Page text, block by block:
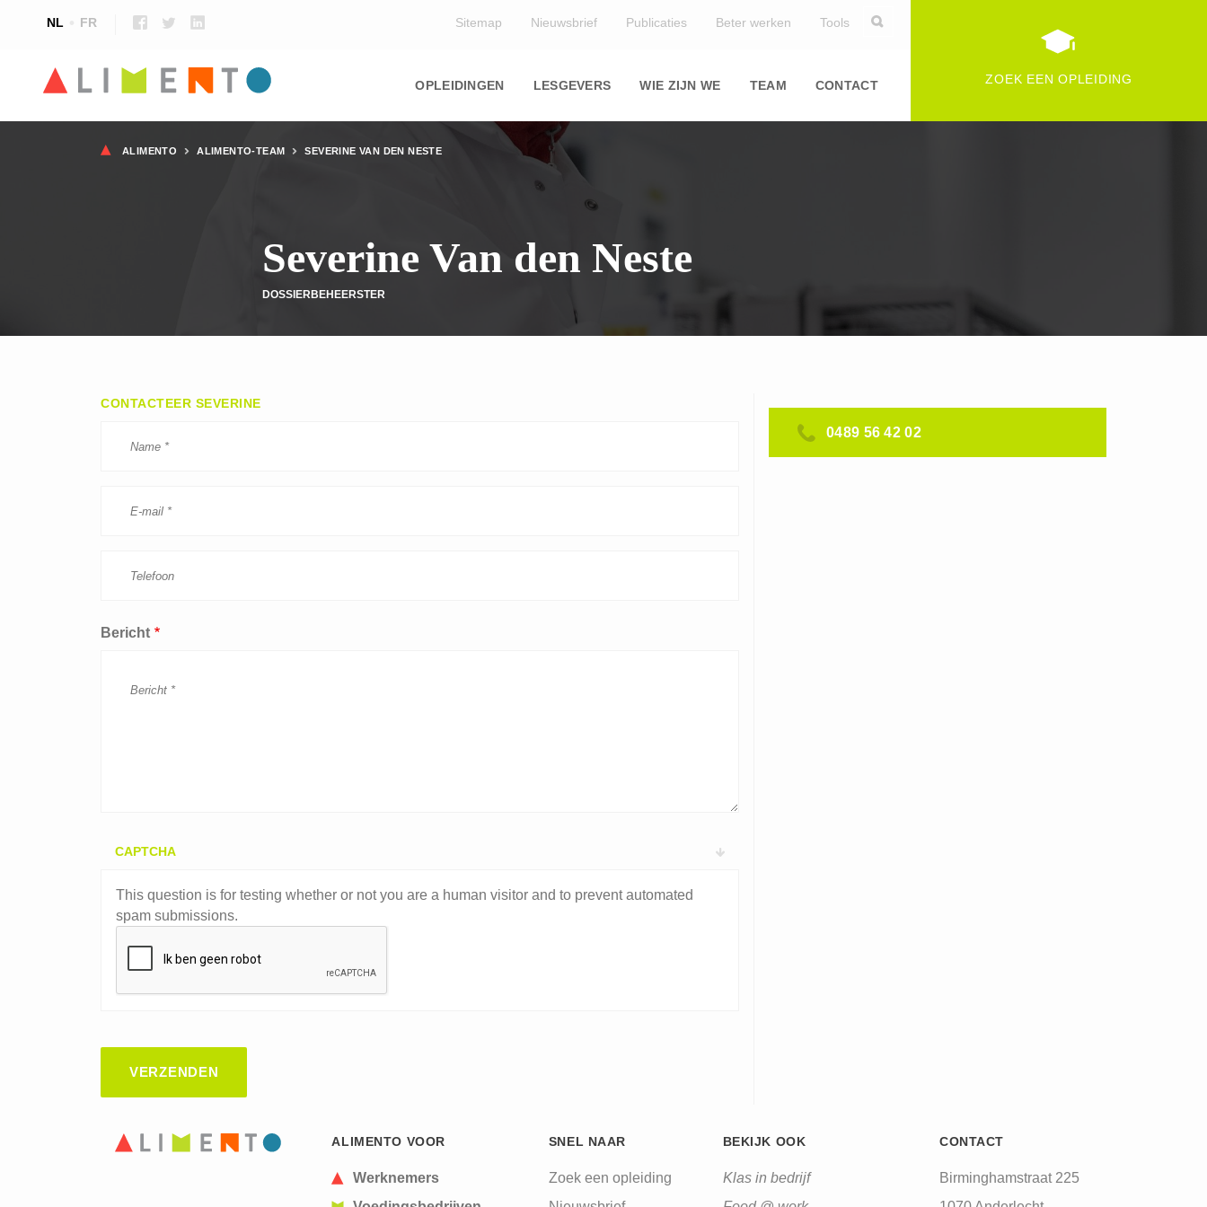
NL FR Sitemap Nieuwsbrief Publicaties Beter werken Tools
navigation
OPLEIDINGEN LESGEVERS WIE ZIJN WE TEAM CONTACT ZOEK EEN OPLEIDING
Kruimelpad
ALIMENTO ALIMENTO-TEAM SEVERINE VAN DEN NESTE
Severine Van den Neste
DOSSIERBEHEERSTER
CONTACTEER SEVERINE
Bericht
CAPTCHA
This question is for testing whether or not you are a human visitor and to prevent automated
spam submissions.
0489 56 42 02
ALIMENTO VOOR
Werknemers
SNEL NAAR
Zoek een opleiding
BEKIJK OOK
Klas in bedrijf
CONTACT
Birminghamstraat 225